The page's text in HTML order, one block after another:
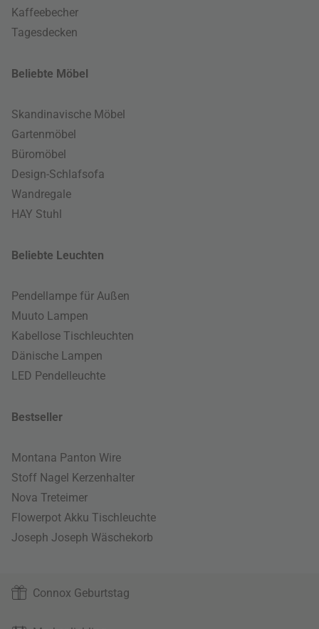
Kaffeebecher
Tagesdecken
Beliebte Möbel
Skandinavische Möbel
Gartenmöbel
Büromöbel
Design-Schlafsofa
Wandregale
HAY Stuhl
Beliebte Leuchten
Pendellampe für Außen
Muuto Lampen
Kabellose Tischleuchten
Dänische Lampen
LED Pendelleuchte
Bestseller
Montana Panton Wire
Stoff Nagel Kerzenhalter
Nova Treteimer
Flowerpot Akku Tischleuchte
Joseph Joseph Wäschekorb
Connox Geburtstag